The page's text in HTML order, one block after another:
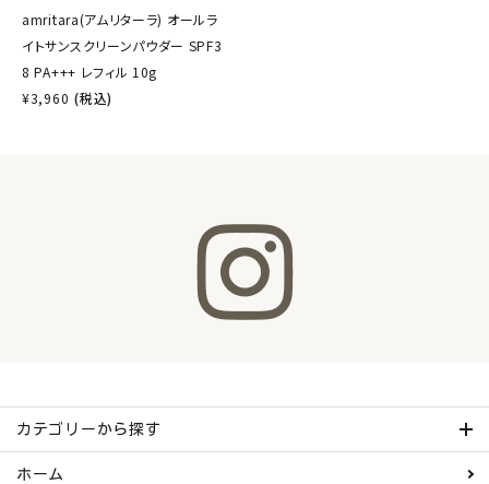
amritara(アムリターラ) オールラ
イトサンスクリーンパウダー SPF3
8 PA+++ レフィル 10g
¥3,960 (税込)
カテゴリーから探す
ホーム